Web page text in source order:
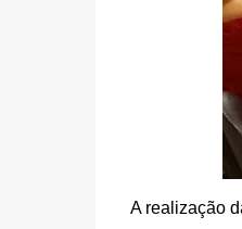
A realização